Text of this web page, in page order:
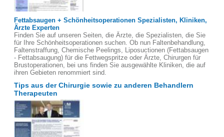
Fettabsaugen + Schönheitsoperationen Spezialisten, Kliniken,
Ärzte Experten
Finden Sie auf unseren Seiten, die Ärzte, die Spezialisten, die Sie
für Ihre Schönheitsoperationen suchen. Ob nun Faltenbehandlung,
Faltenstraffung, Chemische Peelings, Liposuctionen (Fettabsaugen
- Fettabsaugung) für die Fettwegspritze oder Ärzte, Chirurgen für
Brustoperationen, bei uns finden Sie ausgewählte Kliniken, die auf
ihren Gebieten renommiert sind.
Tips aus der Chirurgie sowie zu anderen Behandlern
Therapeuten